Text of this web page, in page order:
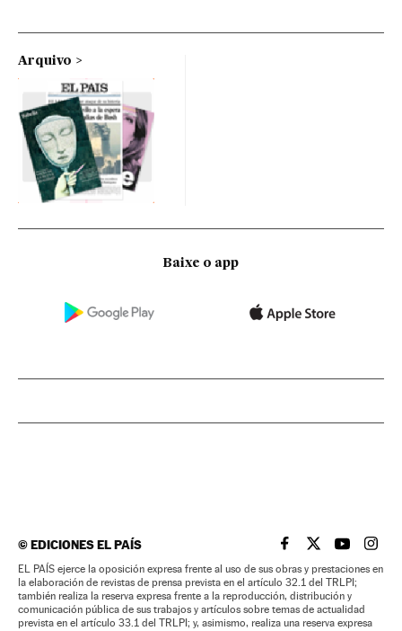
Arquivo
Baixe o app
©EDICIONES EL PAÍS EL PAÍS BRASIL EN
EL PAÍSEL PAÍS
EL
EL PAÍS ejerce la oposición expresa frente al uso de sus obras y prestaciones en
la elaboración de revistas de prensa prevista en el artículo 32.1 del TRLPI;
también realiza la reserva expresa frente a la reproducción, distribución y
comunicación pública de sus trabajos y artículos sobre temas de actualidad
prevista en el artículo 33.1 del TRLPI; y, asimismo, realiza una reserva expresa